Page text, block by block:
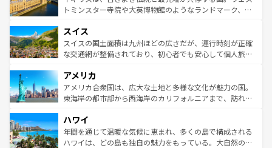
らに、パリ以外の地域にも魅力が溢れており、どの街角に
れる地方に足を運ぶとそれぞれで全く異なる文化を体験で
きるだろう。 なお、新着のフランス情報はコンテンツ一覧
を参照してほしい。
してライン川沿いのワイン畑といった風景は必見。ビール
は、お酒好きな人にはぜひ体験してほしい。 なお、新着の
ドイツ情報はコンテンツ一覧を参照してほしい。
トミンスター寺院や大英博物館のようなランドマーク、歴
リアごとに異なる魅力がある。また、優雅なアフタヌーン
ティー、ビール好きにはたまらない英国パブ、サッカー観
戦など、本場だからこそできる体験も豊富。イギリスを旅
ンツ一覧を参照してほしい。
スイス
スイスの国土面積は九州ほどの広さだが、運行時刻が正確
な交通網が整備されており、初心者でも安心して個人旅行
の建物がそのまま残る町や、スイスならではのユニークな
博物館もあり、アルプス観光だけでなく町歩きも満喫する
ことができる。国民の所得が高いため物価も高いが、旅行
ば市内交通費無料で観光を楽しむこともできる。 なお、新
着のスイス情報はコンテンツ一覧 を参照してほしい。
アメリカ
アメリカ合衆国は、広大な土地と多様な文化が魅力の国。
東海岸の都市部から西海岸のカリフォルニアまで、訪れる
のような巨大都市は、観光、ショッピング、エンターテイ
ンメントが詰まった刺激的なスポットだ。一方、アメリカ
西部には大自然が広がり、グランドキャニオンやイエロー
ハワイ
年間を通じて温暖な気候に恵まれ、多くの島で構成される
ハワイは、どの島も独自の魅力をもっている。大自然の神